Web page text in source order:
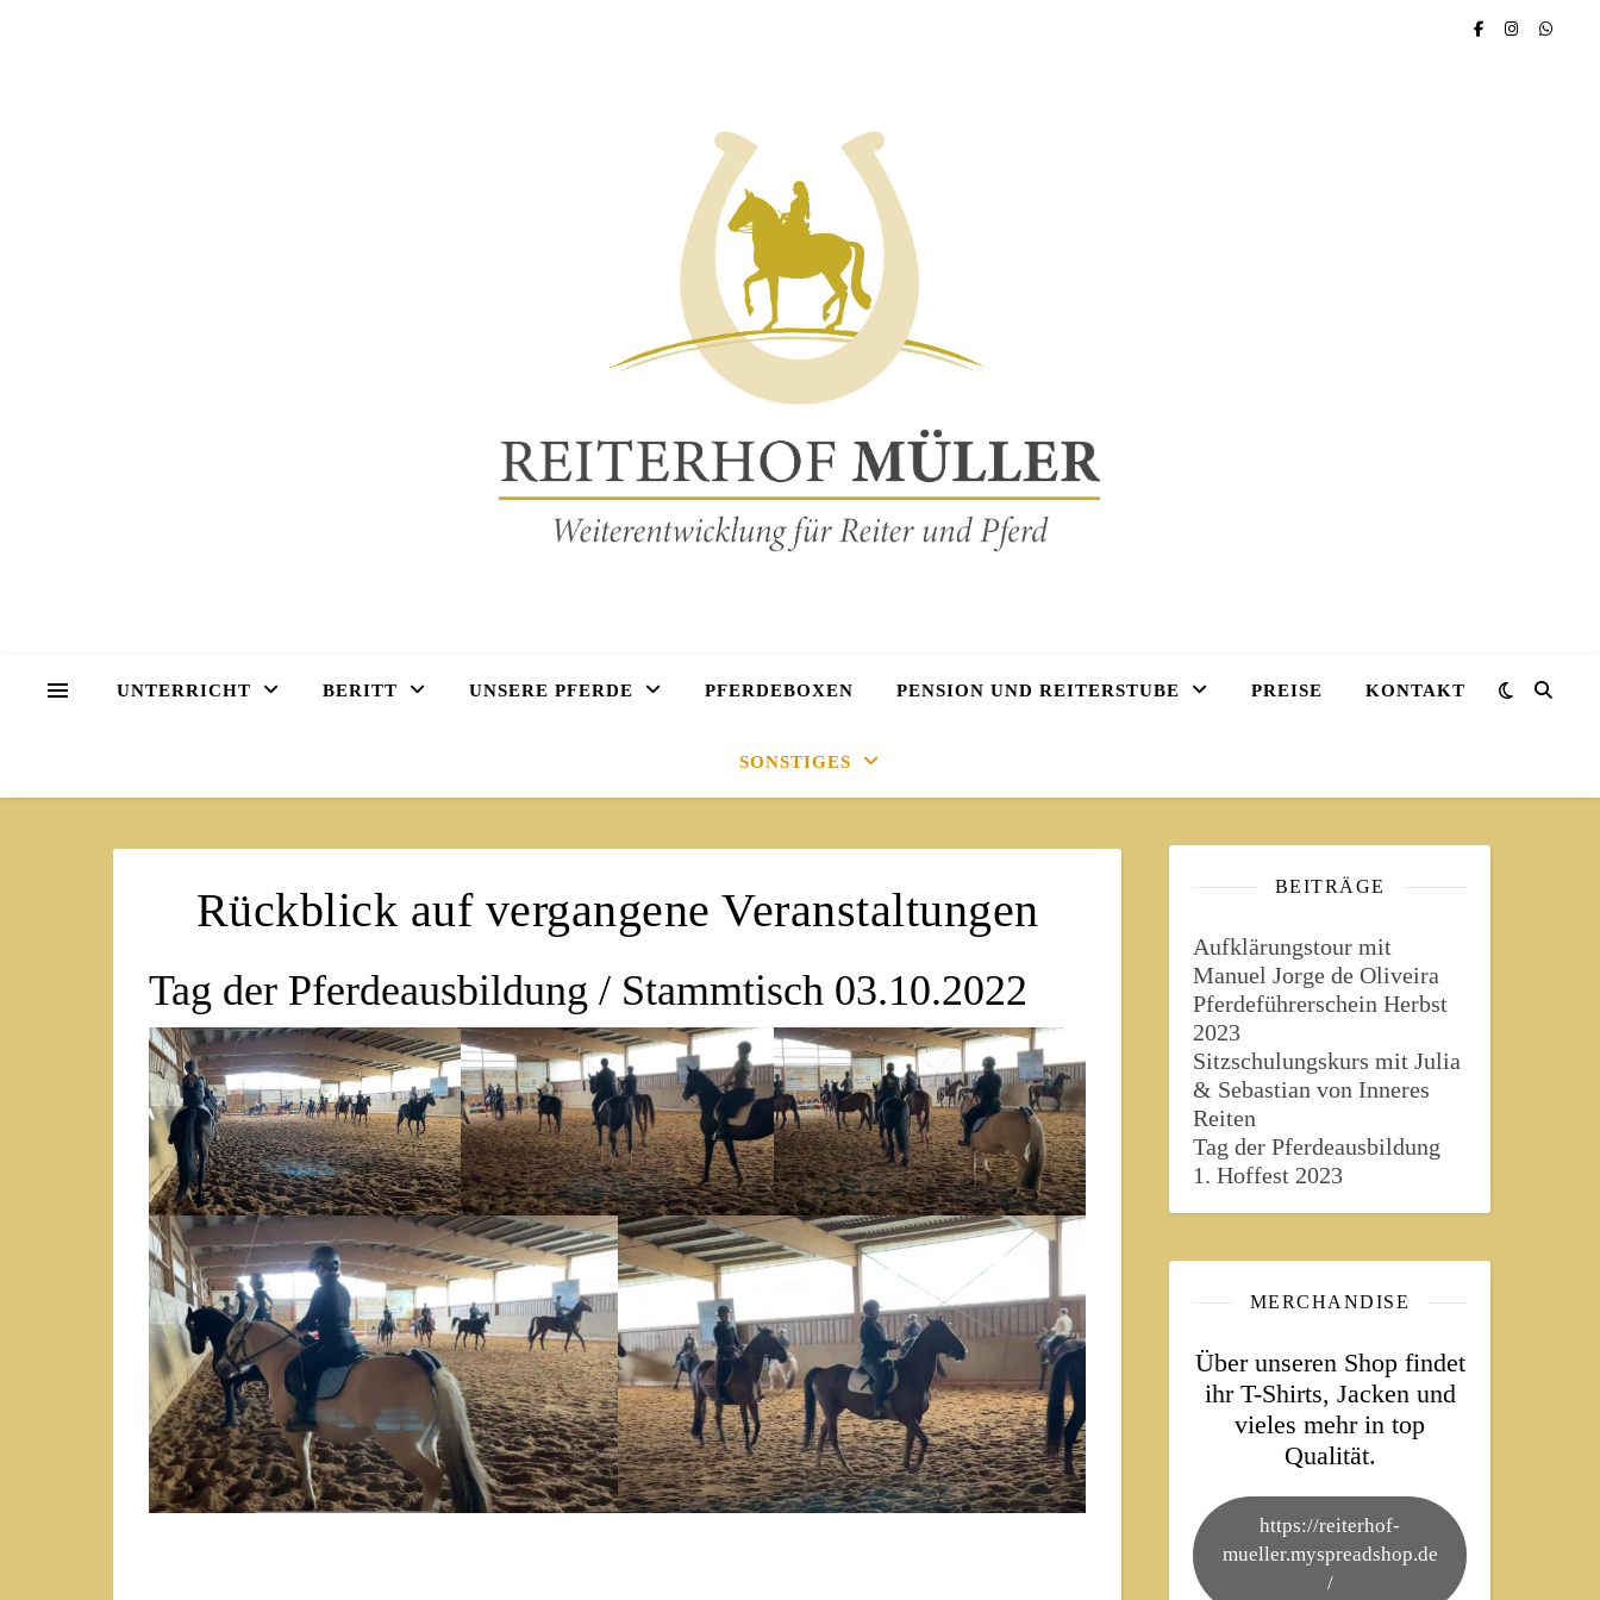
UNTERRICHT BERITT UNSERE PFERDE PFERDEBOXEN PENSION UND REITERSTUBE PREISE KONTAKT
SONSTIGES
Rückblick auf vergangene Veranstaltungen
Tag der Pferdeausbildung / Stammtisch 03.10.2022
BEITRÄGE
Aufklärungstour mit
Manuel Jorge de Oliveira
Pferdeführerschein Herbst
2023
Sitzschulungskurs mit Julia
& Sebastian von Inneres
Reiten
Tag der Pferdeausbildung
1. Hoffest 2023
MERCHANDISE
Über unseren Shop findet
ihr T-Shirts, Jacken und
vieles mehr in top
Qualität.
https://reiterhof-
mueller.myspreadshop.de
/